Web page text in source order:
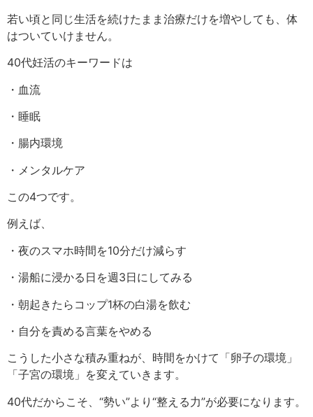
若い頃と同じ生活を続けたまま治療だけを増やしても、体
はついていけません。
40代妊活のキーワードは
・血流
・睡眠
・腸内環境
・メンタルケア
この4つです。
例えば、
・夜のスマホ時間を10分だけ減らす
・湯船に浸かる日を週3日にしてみる
・朝起きたらコップ1杯の白湯を飲む
・自分を責める言葉をやめる
こうした小さな積み重ねが、時間をかけて「卵子の環境」
「子宮の環境」を変えていきます。
40代だからこそ、“勢い”より“整える力”が必要になります。